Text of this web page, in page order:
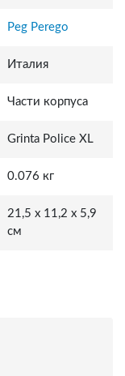
Peg Perego
Италия
Части корпуса
Grinta Police XL
0.076 кг
21,5 x 11,2 x 5,9
см